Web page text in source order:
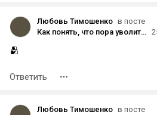
Любовь Тимошенко в посте
Как понять, что пора уволиться
🫂
Ответить
Любовь Тимошенко в посте